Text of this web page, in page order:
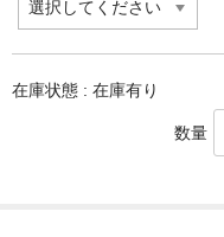
在庫状態 : 在庫有り
数量